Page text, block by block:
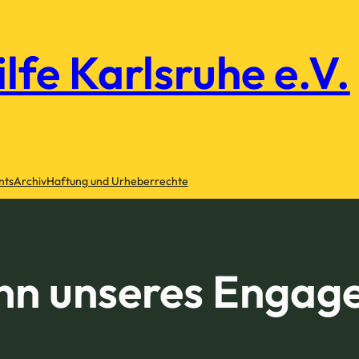
Karlsruhe e.V.
ArchivHaftung und Urheberrechte
unseres